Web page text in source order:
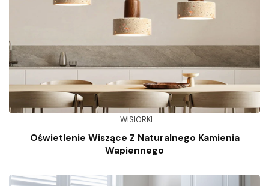
WISIORKI
Oświetlenie Wiszące Z Naturalnego Kamienia
Wapiennego